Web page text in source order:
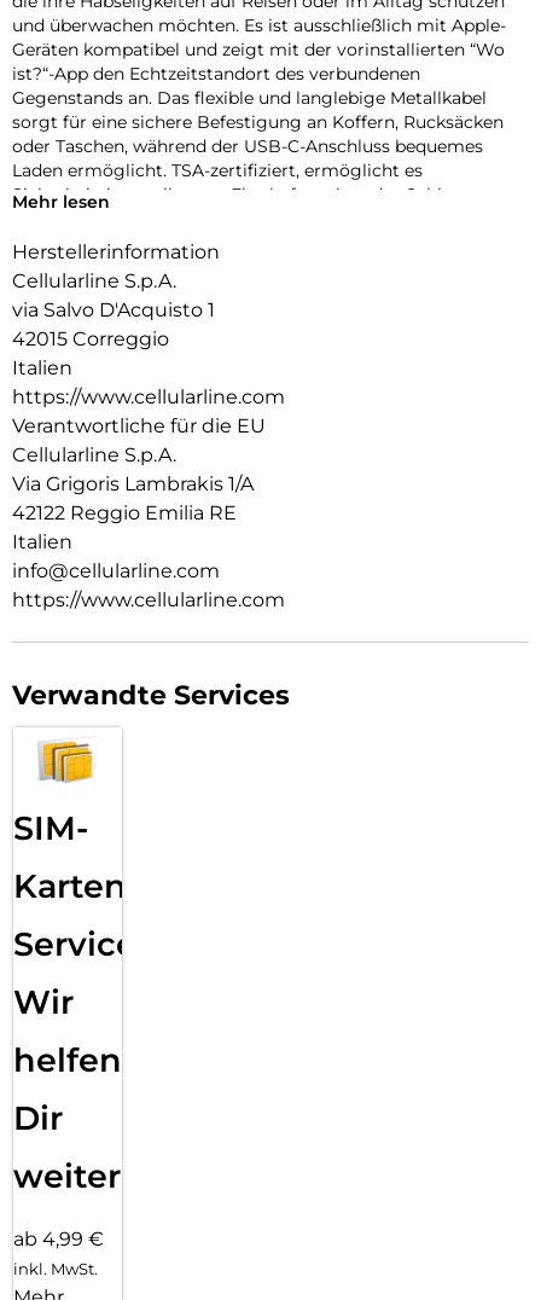
und überwachen möchten. Es ist ausschließlich mit Apple-
Geräten kompatibel und zeigt mit der vorinstallierten “Wo
ist?“-App den Echtzeitstandort des verbundenen
Gegenstands an. Das flexible und langlebige Metallkabel
sorgt für eine sichere Befestigung an Koffern, Rucksäcken
oder Taschen, während der USB-C-Anschluss bequemes
Laden ermöglicht. TSA-zertifiziert, ermöglicht es
Sicherheitskontrollen am Flughafen, ohne das Schloss zu
Nähe (mit Tonsignal über das Smartphone) und in der Ferne
Mehr lesen
Herstellerinformation
Cellularline S.p.A.
via Salvo D'Acquisto 1
42015 Correggio
Italien
https://www.cellularline.com
Verantwortliche für die EU
Cellularline S.p.A.
Via Grigoris Lambrakis 1/A
42122 Reggio Emilia RE
Italien
info@cellularline.com
https://www.cellularline.com
Verwandte Services
SIM-
Karten
Service:
Wir
helfen
Dir
weiter
ab 4,99 €
inkl. MwSt.